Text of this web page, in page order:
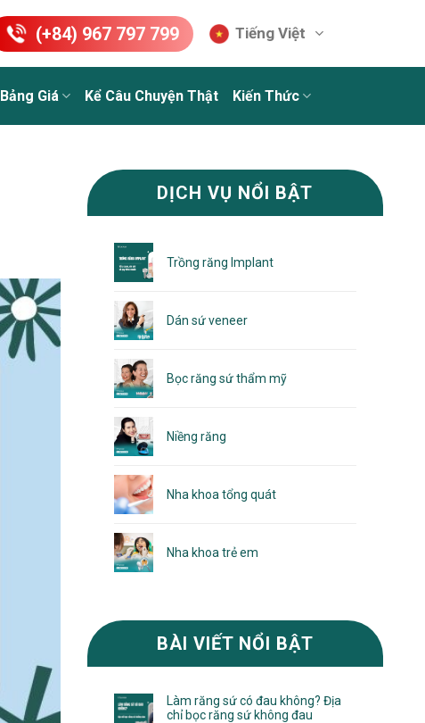
(+84) 967 797 799 Tiếng Việt
Bảng Giá Kể Câu Chuyện Thật Kiến Thức
DỊCH VỤ NỔI BẬT
Trồng răng Implant
Dán sứ veneer
Bọc răng sứ thẩm mỹ
Niềng răng
Nha khoa tổng quát
Nha khoa trẻ em
BÀI VIẾT NỔI BẬT
Làm răng sứ có đau không? Địa
chỉ bọc răng sứ không đau